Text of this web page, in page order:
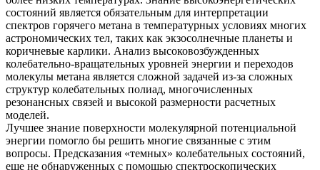
состояний является обязательным для интерпретации
спектров горячего метана в температурных условиях многих
астрономических тел, таких как экзосолнечные планеты и
коричневые карлики. Анализ высоковозбужденных
колебательно-вращательных уровней энергии и переходов
молекулы метана является сложной задачей из-за сложных
структур колебательных полиад, многочисленных
резонансных связей и высокой размерности расчетных
моделей.
Лучшее знание поверхности молекулярной потенциальной
энергии помогло бы решить многие связанные с этим
вопросы. Предсказания «темных» колебательных состояний,
еще не обнаруженных с помощью спектроскопических